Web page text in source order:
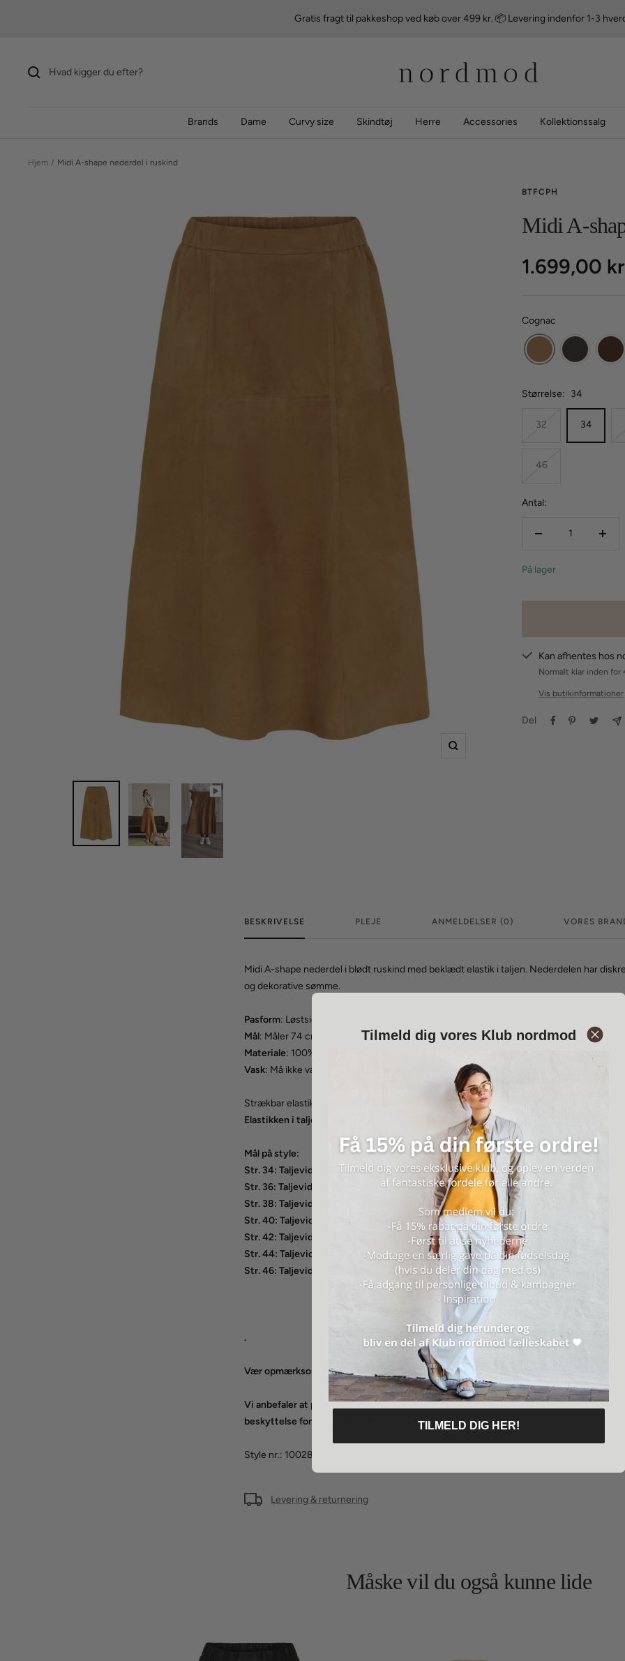
Gratis fragt til pakkeshop ved køb over 499 kr. 📦 Levering indenfor 1-3
Brands Dame Curvy size Skindtøj Herre Accessories Kollektionssalg
Hjem Midi A-shape nederdel i ruskind
Zoom
BTFCPH
Midi A-
Udsalgspris
1.699,00 kr
Cognac
Størrelse: 34
32 34
46
Antal:
Forøg
På lager
Kan afhentes hos
Normalt klar inden for
Vis butikinformationer
Del
BESKRIVELSE PLEJE ANMELDELSER (0) VORES
Midi A-shape nederdel i blødt ruskind med beklædt elastik i taljen. Nederdelen har
og dekorative sømme.
Pasform: Løstsiddende
Mål: Måler 74 cm. i taljevidde og 79,5 cm. foran i str. 38
Materiale: 100% Goat suede
Vask: Må ikke vaskes. Rensning ved skindspecialist
Strækbar elastik i taljen for optimal komfort og fleksibilitet.
Elastikken i taljen fra løs til udstrakt:
Mål på style:
Str. 34: Taljevidde 93 cm. - Indvendig benlængde 55 cm.
Str. 36: Taljevidde 97 cm. - Indvendig benlængde 55,5 cm.
Str. 38: Taljevidde 101 cm. - Indvendig benlængde 56 cm.
Str. 40: Taljevidde 105 cm. - Indvendig benlængde 57 cm.
Str. 42: Taljevidde 109 cm. - Indvendig benlængde 58 cm.
Str. 44: Taljevidde 113 cm. - Indvendig benlængde 59,5 cm.
Str. 46: Taljevidde 118 cm. - Indvendig benlængde 61 cm.
.
Vær opmærksom på, at materialer af naturlig oprindelse kan variere i farven.
Vi anbefaler at produktet imprægneres med en plejespray til læder inden brug.
beskyttelse forlænger produktets levetid.
Style nr.: 100287
Levering & returnering
Måske vil du også kunne lide
Tilmeld dig vores Klub nordmod
TILMELD DIG HER!